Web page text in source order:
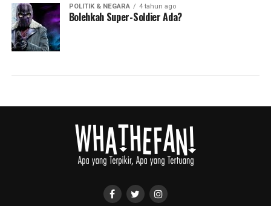
POLITIK & NEGARA 4 tahun ago
Bolehkah Super-Soldier Ada?